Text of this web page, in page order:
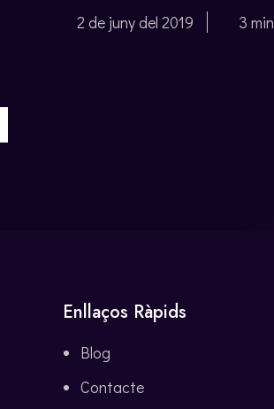
2 de juny del 2019 3 min
Enllaços Ràpids
Blog
Contacte